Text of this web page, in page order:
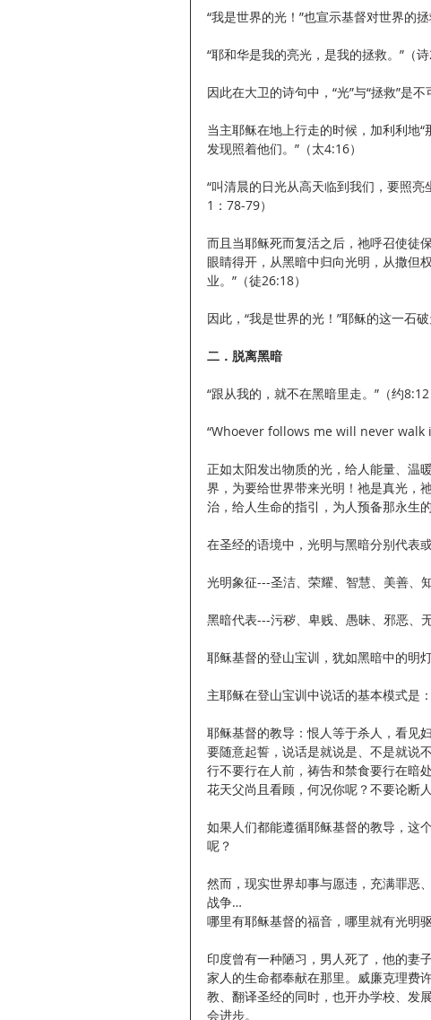
“我是世界的光！”也宣示基督对世界的拯
“耶和华是我的亮光，是我的拯救。”（诗
因此在大卫的诗句中，“光”与“拯救”是不
当主耶稣在地上行走的时候，加利利地
发现照着他们。”（太4:16）
“叫清晨的日光从高天临到我们，要照
1：78-79）
而且当耶稣死而复活之后，祂呼召使徒
眼睛得开，从黑暗中归向光明，从撒但
业。”（徒26:18）
因此，“我是世界的光！”耶稣的这一石
二．脱离黑暗
“跟从我的，就不在黑暗里走。”（约8:12
“Whoever follows me will never walk
正如太阳发出物质的光，给人能量、温
界，为要给世界带来光明！祂是真光，
治，给人生命的指引，为人预备那永生的
在圣经的语境中，光明与黑暗分别代表
光明象征---圣洁、荣耀、智慧、美善、
黑暗代表---污秽、卑贱、愚昧、邪恶、
耶稣基督的登山宝训，犹如黑暗中的明
主耶稣在登山宝训中说话的基本模式是
耶稣基督的教导：恨人等于杀人，看见
要随意起誓，说话是就说是、不是就说
行不要行在人前，祷告和禁食要行在暗
花天父尚且看顾，何况你呢？不要论断
如果人们都能遵循耶稣基督的教导，这
呢？
然而，现实世界却事与愿违，充满罪恶
战争…
哪里有耶稣基督的福音，哪里就有光明驱
印度曾有一种陋习，男人死了，他的妻
家人的生命都奉献在那里。威廉克理费
教、翻译圣经的同时，也开办学校、发
会进步。